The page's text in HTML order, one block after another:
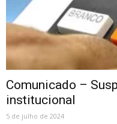
Comunicado –
institucional
5 de julho de 2024